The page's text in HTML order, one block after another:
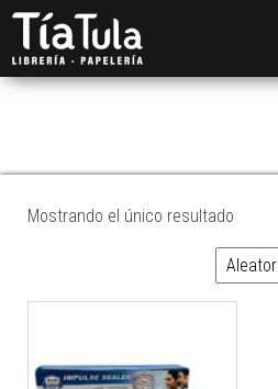
Mostrando el único resultado